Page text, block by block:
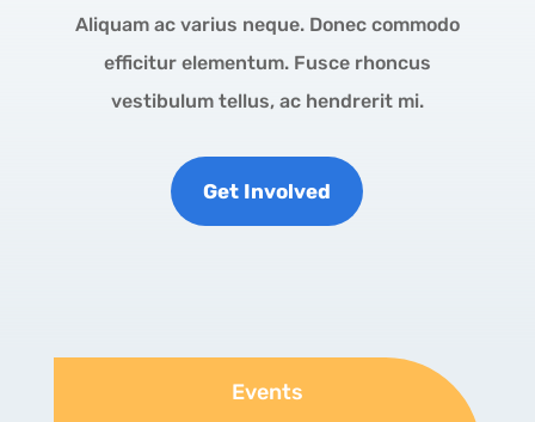
Aliquam ac varius neque. Donec commodo
efficitur elementum. Fusce rhoncus
vestibulum tellus, ac hendrerit mi.
Get Involved
Events